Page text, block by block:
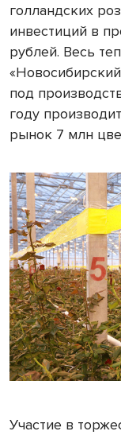
голландских
инвестиций в
рублей. Весь
под
году
рынок 7 млн
Участие в